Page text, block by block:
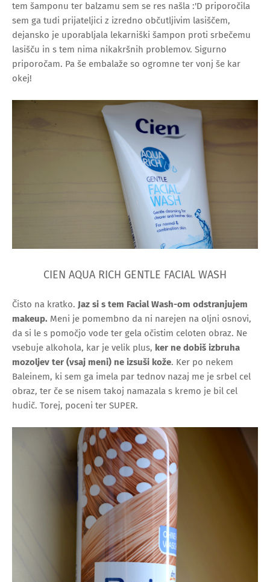
tem šamponu ter balzamu sem se res našla :'D priporočila
sem ga tudi prijateljici z izredno občutljivim lasiščem,
dejansko je uporabljala lekarniški šampon proti srbečemu
lasišču in s tem nima nikakršnih problemov. Sigurno
priporočam. Pa še embalaže so ogromne ter vonj še kar
okej!
CIEN AQUA RICH GENTLE FACIAL WASH
Čisto na kratko. Jaz si s tem Facial Wash-om odstranjujem
makeup. Meni je pomembno da ni narejen na oljni osnovi,
da si le s pomočjo vode ter gela očistim celoten obraz. Ne
vsebuje alkohola, kar je velik plus, ker ne dobiš izbruha
mozoljev ter (vsaj meni) ne izsuši kože. Ker po nekem
Baleinem, ki sem ga imela par tednov nazaj me je srbel cel
obraz, ter če se nisem takoj namazala s kremo je bil cel
hudič. Torej, poceni ter SUPER.